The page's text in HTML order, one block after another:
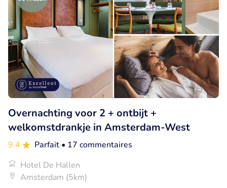
Overnachting voor 2 + ontbijt +
welkomstdrankje in Amsterdam-West
9.4 Parfait • 17 commentaires
Hotel De Hallen
Amsterdam (5km)